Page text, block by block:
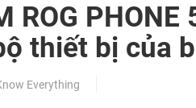
ROG
thiết bị của
Everything